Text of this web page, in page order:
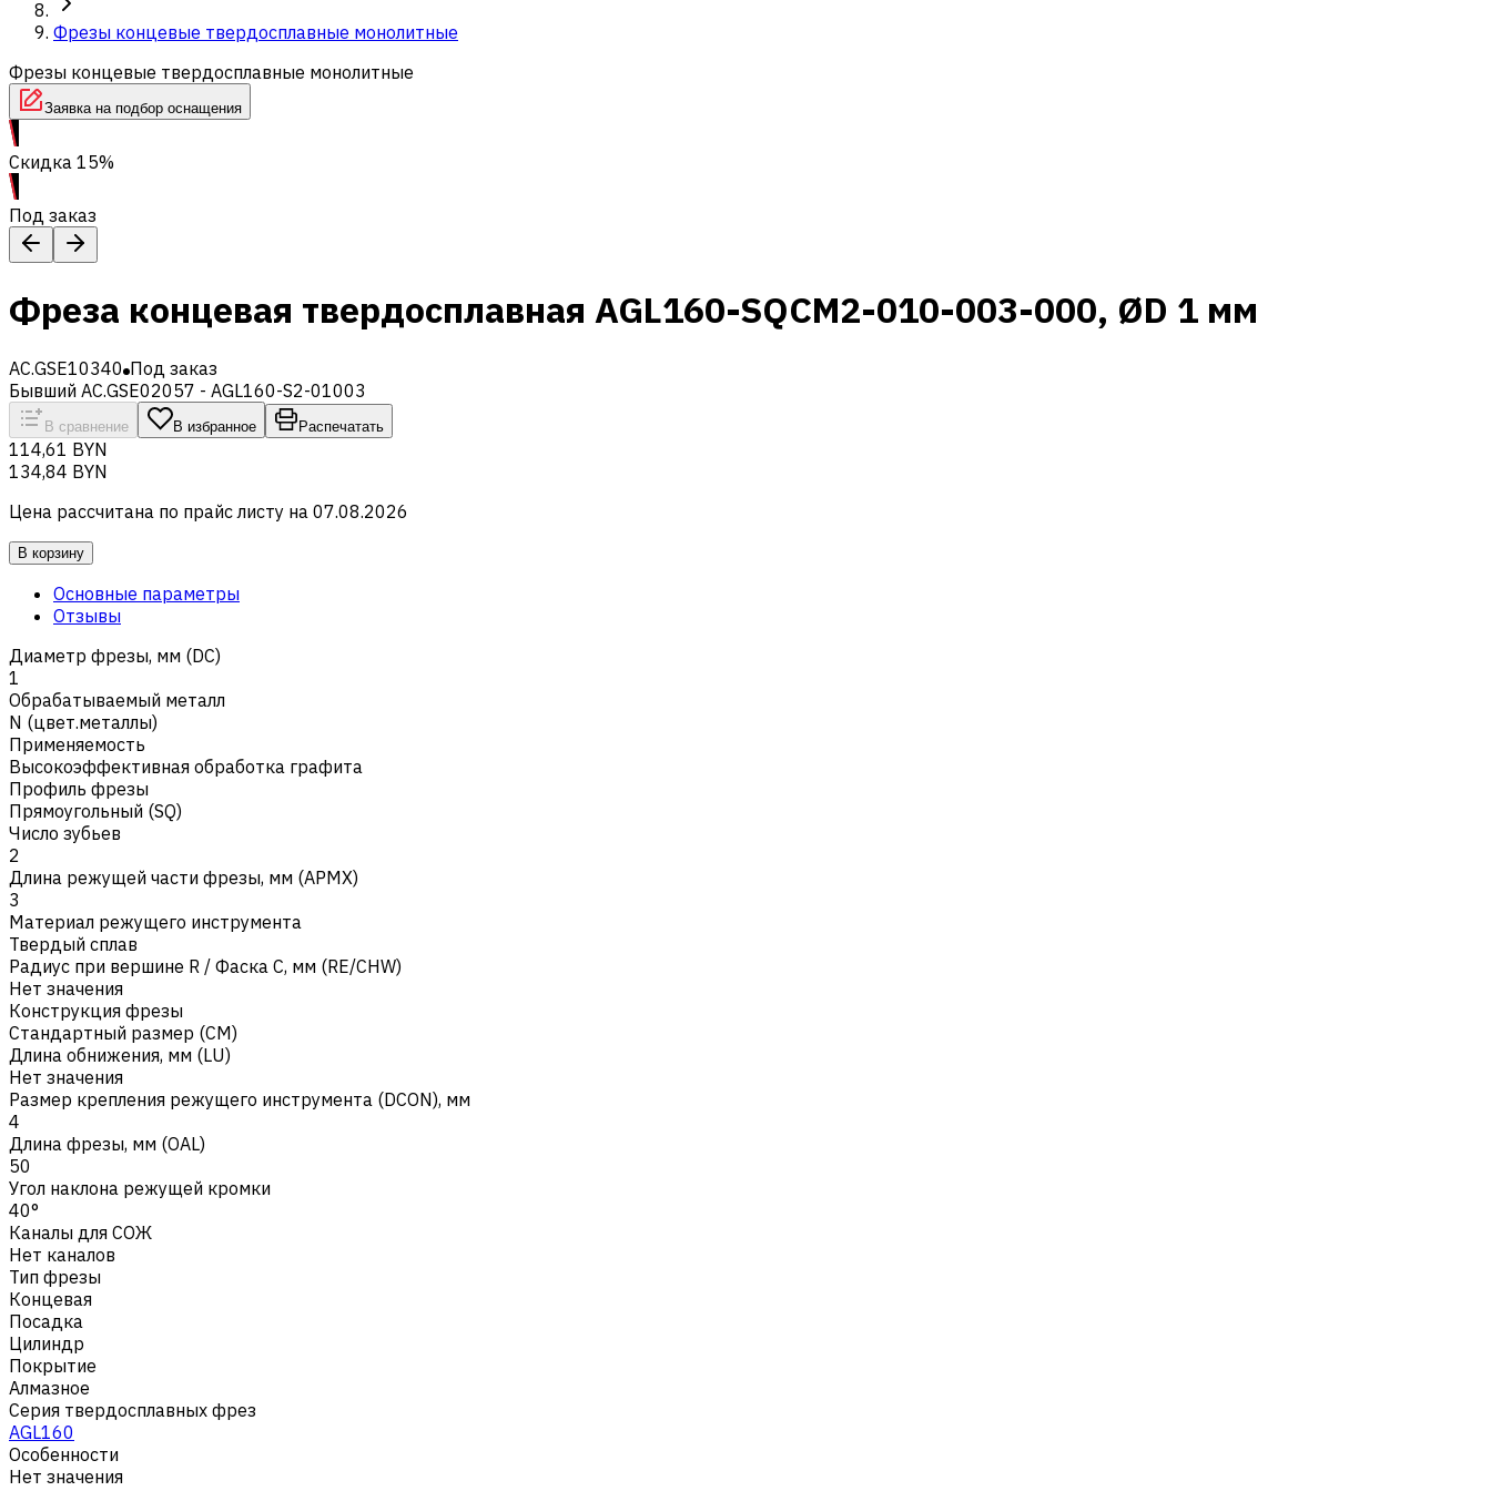
Фрезы концевые твердосплавные монолитные
Фрезы концевые твердосплавные монолитные
Заявка на подбор оснащения
Скидка 15%
Под заказ
Фреза концевая твердосплавная AGL160-SQCM2-010-003-000, ØD 1 мм
AC.GSE10340 Под заказ
Бывший AC.GSE02057 - AGL160-S2-01003
В сравнение В избранное Распечатать
114,61 BYN
134,84 BYN
Цена рассчитана по прайс листу на 07.08.2026
В корзину
Основные параметры
Отзывы
Диаметр фрезы, мм (DC)
1
Обрабатываемый металл
N (цвет.металлы)
Применяемость
Высокоэффективная обработка графита
Профиль фрезы
Прямоугольный (SQ)
Число зубьев
2
Длина режущей части фрезы, мм (APMX)
3
Материал режущего инструмента
Твердый сплав
Радиус при вершине R / Фаска C, мм (RE/CHW)
Нет значения
Конструкция фрезы
Стандартный размер (CM)
Длина обнижения, мм (LU)
Нет значения
Размер крепления режущего инструмента (DCON), мм
4
Длина фрезы, мм (OAL)
50
Угол наклона режущей кромки
40°
Каналы для СОЖ
Нет каналов
Тип фрезы
Концевая
Посадка
Цилиндр
Покрытие
Алмазное
Серия твердосплавных фрез
AGL160
Особенности
Нет значения